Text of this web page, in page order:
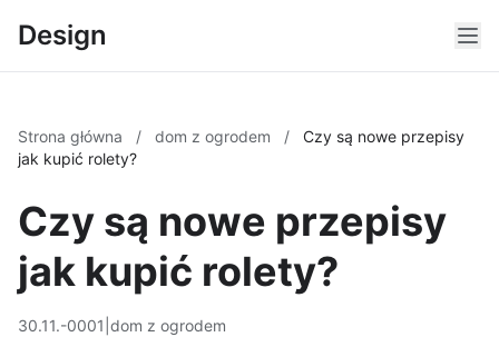
Design
Strona główna / dom z ogrodem /
Czy są nowe przepisy
jak kupić rolety?
Czy są nowe przepisy
jak kupić rolety?
30.11.-0001 dom z ogrodem